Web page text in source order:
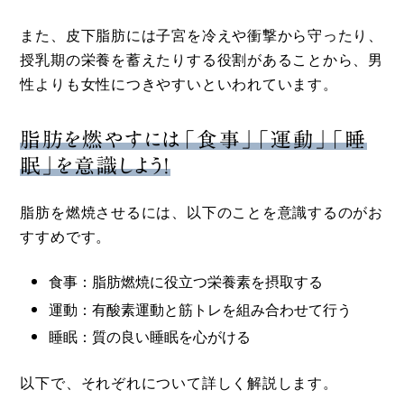
また、皮下脂肪には子宮を冷えや衝撃から守ったり、
授乳期の栄養を蓄えたりする役割があることから、男
性よりも女性につきやすいといわれています。
脂肪を燃やすには「食事」「運動」「睡
眠」を意識しよう！
脂肪を燃焼させるには、以下のことを意識するのがお
すすめです。
食事：脂肪燃焼に役立つ栄養素を摂取する
運動：有酸素運動と筋トレを組み合わせて行う
睡眠：質の良い睡眠を心がける
以下で、それぞれについて詳しく解説します。